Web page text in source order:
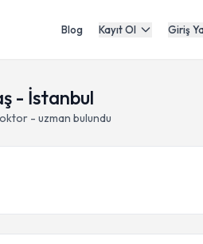
Blog Kayıt Ol Giriş
- İstanbul
- uzman bulundu